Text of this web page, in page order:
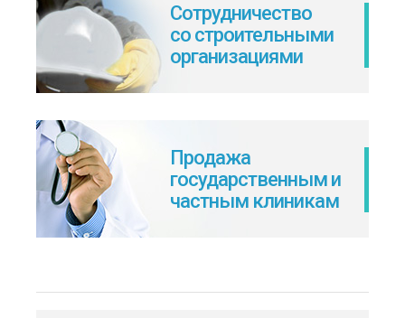
Сотрудничество
со строительными
организациями
Продажа
государственным и
частным клиникам